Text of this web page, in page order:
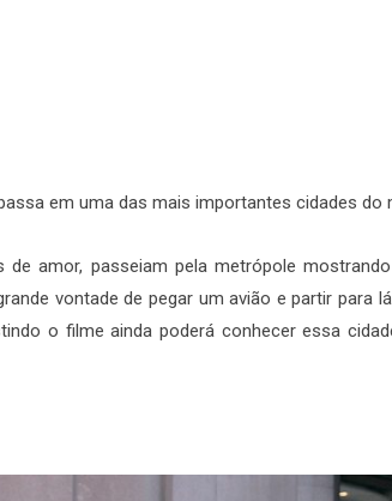
em uma das mais importantes cidades do
amor, passeiam pela metrópole
vontade de pegar um avião e partir para
o filme ainda poderá conhecer essa